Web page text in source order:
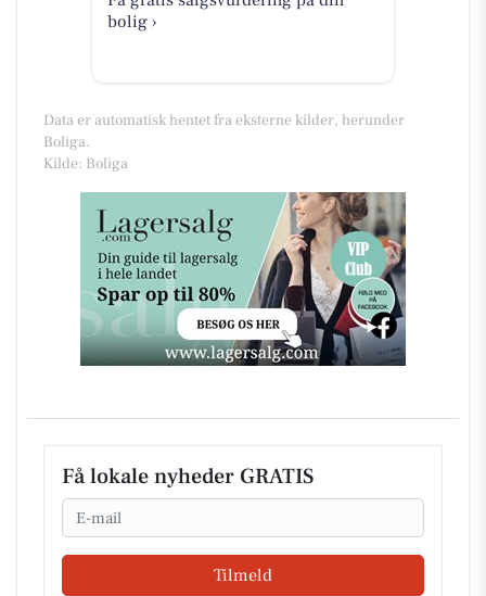
bolig ›
Data er automatisk hentet fra eksterne kilder, herunder
Boliga.
Kilde: Boliga
Få lokale nyheder GRATIS
Email
Tilmeld